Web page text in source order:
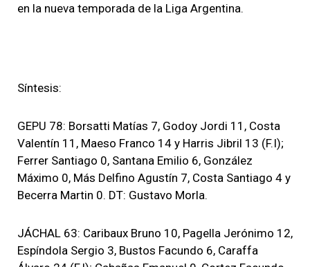
en la nueva temporada de la Liga Argentina.
Síntesis:
GEPU 78: Borsatti Matías 7, Godoy Jordi 11, Costa
Valentín 11, Maeso Franco 14 y Harris Jibril 13 (F.I);
Ferrer Santiago 0, Santana Emilio 6, González
Máximo 0, Más Delfino Agustín 7, Costa Santiago 4 y
Becerra Martin 0. DT: Gustavo Morla.
JÁCHAL 63: Caribaux Bruno 10, Pagella Jerónimo 12,
Espíndola Sergio 3, Bustos Facundo 6, Caraffa